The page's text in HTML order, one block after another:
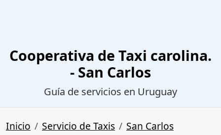
Cooperativa de Taxi carolina.
- San Carlos
Guía de servicios en Uruguay
Inicio Servicio de Taxis San Carlos